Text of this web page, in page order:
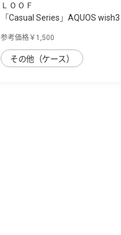
ＬＯＯＦ
「Casual Series」AQUOS wish3
参考価格￥1,500
その他（ケース）